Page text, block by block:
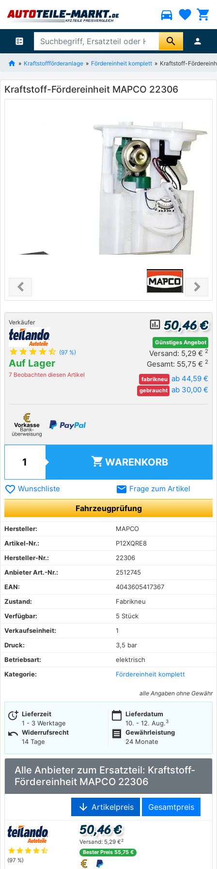
directions_car favorite shopping_cart
ballot search person
Kraftstoffförderanlage Fördereinheit komplett Kraftstoff-
Kraftstoff-Fördereinheit MAPCO 22306
chevron_leftPrevious chevron_right
Next
Verkäufer
star star star star star_half (97 %)
Auf Lager
7 Beobachten diesen Artikel
insert_chart_outlined 50,46 €
Günstiges Angebot
Versand: 5,29 € 2
Gesamt: 55,75 € 2
fabrikneu ab 44,59 €
gebraucht ab 30,00 €
shopping_cart WARENKORB
favorite_border Wunschliste email Frage zum Artikel
Fahrzeugprüfung
Hersteller:
MAPCO
Artikel-Nr.:
P12XQRE8
Hersteller-Nr.:
22306
Anbieter Art.-Nr.:
2512745
EAN:
4043605417367
Zustand:
Fabrikneu
Verfügbar:
5 Stück
Verkaufseinheit:
1
Druck:
3,5 bar
Betriebsart:
elektrisch
Kategorie:
Fördereinheit komplett
alle Angaben ohne Gewähr
more_time Lieferzeit
1 - 3 Werktage
calendar_today Lieferdatum
10. - 12. Aug.3
undo Widerrufsrecht
14 Tage
receipt
Gewährleistung
24 Monate
Alle Anbieter zum Ersatzteil: Kraftstoff-
Fördereinheit MAPCO 22306
arrow_downward Artikelpreis Gesamtpreis
starstarstarstarstar_half
(97 %)
50,46 €
Versand: 5,29 €2
Bester Preis 55,75 €